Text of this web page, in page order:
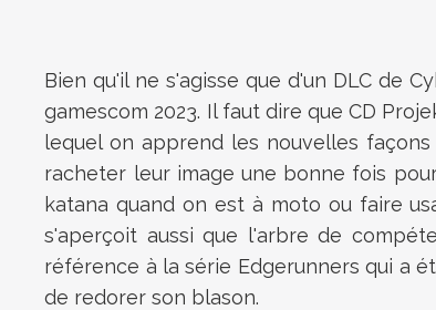
Bien qu'il ne s'agisse que d'un DLC de
gamescom 2023. Il faut dire que CD
lequel on apprend les nouvelles
racheter leur image une bonne fois
katana quand on est à moto ou faire
s'aperçoit aussi que l'arbre de
référence à la série Edgerunners qui a
de redorer son blason.